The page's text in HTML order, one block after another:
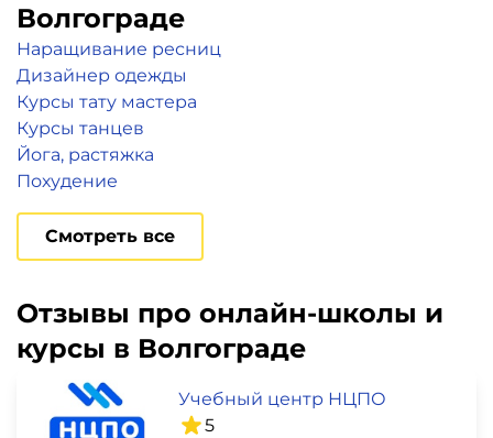
Волгограде
Наращивание ресниц
Дизайнер одежды
Курсы тату мастера
Курсы танцев
Йога, растяжка
Похудение
Смотреть все
Отзывы про онлайн-школы и
курсы в Волгограде
Учебный центр НЦПО
5